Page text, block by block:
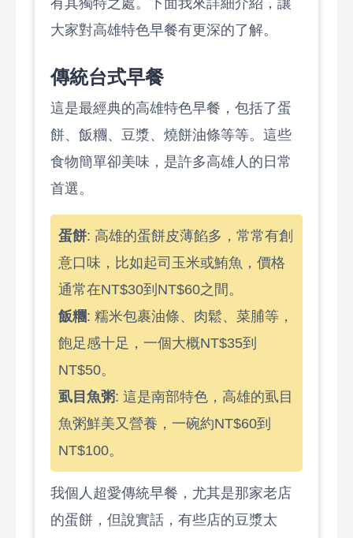
有其獨特之處。下面我來詳細介紹，讓
大家對高雄特色早餐有更深的了解。
傳統台式早餐
這是最經典的高雄特色早餐，包括了蛋
餅、飯糰、豆漿、燒餅油條等等。這些
食物簡單卻美味，是許多高雄人的日常
首選。
蛋餅: 高雄的蛋餅皮薄餡多，常常有創
意口味，比如起司玉米或鮪魚，價格
通常在NT$30到NT$60之間。
飯糰: 糯米包裹油條、肉鬆、菜脯等，
飽足感十足，一個大概NT$35到
NT$50。
虱目魚粥: 這是南部特色，高雄的虱目
魚粥鮮美又營養，一碗約NT$60到
NT$100。
我個人超愛傳統早餐，尤其是那家老店
的蛋餅，但說實話，有些店的豆漿太